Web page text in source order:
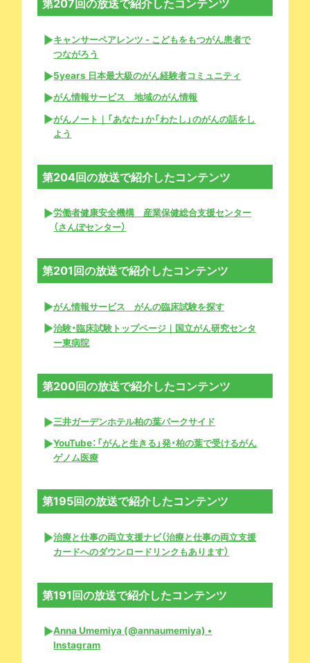
第207回の放送で紹介したコンテンツ
キャンサーペアレンツ - こどもをもつがん患者で
つながろう
5years 日本最大級のがん経験者コミュニティ
がん情報サービス 地域のがん情報
がんノート｜「あなた」か「わたし」のがんの話をし
よう
第204回の放送で紹介したコンテンツ
労働者健康安全機構 産業保健総合支援センター
（さんぽセンター）
第201回の放送で紹介したコンテンツ
がん情報サービス がんの臨床試験を探す
治験・臨床試験トップページ｜国立がん研究センタ
ー東病院
第200回の放送で紹介したコンテンツ
三井ガーデンホテル柏の葉パークサイド
YouTube：「がんと生きる」発・柏の葉で受けるがん
ゲノム医療
第195回の放送で紹介したコンテンツ
治療と仕事の両立支援ナビ（治療と仕事の両立支援
カードへのダウンロードリンクもあります）
第191回の放送で紹介したコンテンツ
Anna Umemiya (@annaumemiya) •
Instagram